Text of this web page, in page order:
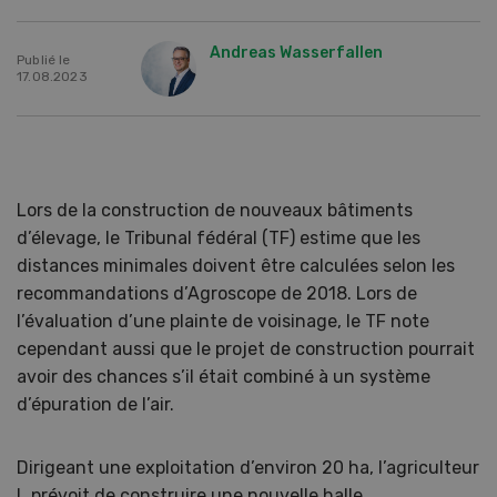
Publié le
17.08.2023
Andreas Wasserfallen
Lors de la construction de nouveaux bâtiments
d’élevage, le Tribunal fédéral (TF) estime que les
distances minimales doivent être calculées selon les
recommandations d’Agroscope de 2018. Lors de
l’évaluation d’une plainte de voisinage, le TF note
cependant aussi que le projet de construction pourrait
avoir des chances s’il était combiné à un système
d’épuration de l’air.
Dirigeant une exploitation d’environ 20 ha, l’agriculteur